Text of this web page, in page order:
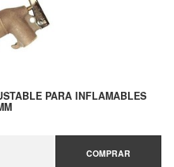
PARA INFLAMABLES
COMPRAR